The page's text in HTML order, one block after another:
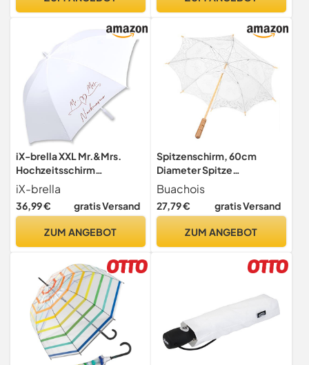
Requisiten-
iX-brella XXL Mr.&Mrs.
Hochzeitsschirm
Automatik personalisiert
mit Name - Brautschirm All
In White - filigranes Herz
iX-brella
36,99 € gratis Versand
ZUM ANGEBOT
Spitzenschirm, 60cm
Diameter Spitze
Regenschirm, Vintage
Hochzeit Baumwolle
Sonnenschirm Brautschirm
Hochzeitsschirm mit 52cm
Buachois
27,79 € gratis Versand
ZUM ANGEBOT